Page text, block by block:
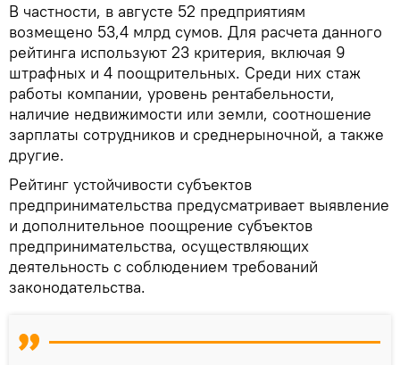
В частности, в августе 52 предприятиям
возмещено 53,4 млрд сумов. Для расчета данного
рейтинга используют 23 критерия, включая 9
штрафных и 4 поощрительных. Среди них стаж
работы компании, уровень рентабельности,
наличие недвижимости или земли, соотношение
зарплаты сотрудников и среднерыночной, а также
другие.
Рейтинг устойчивости субъектов
предпринимательства предусматривает выявление
и дополнительное поощрение субъектов
предпринимательства, осуществляющих
деятельность с соблюдением требований
законодательства.